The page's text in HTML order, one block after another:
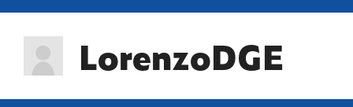
LorenzoDGE